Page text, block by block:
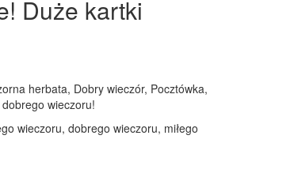
Duże kartki
herbata, Dobry wieczór, Pocztówka,
wieczoru!
wieczoru, dobrego wieczoru, miłego